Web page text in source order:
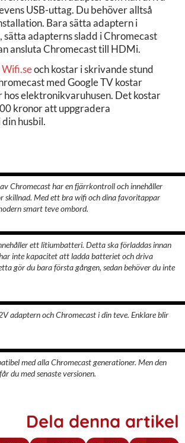
USB-uttag. Du behöver alltså
Bara sätta adaptern i
sätta adapterns sladd i Chromecast
ansluta Chromecast till HDMi.
Wifi.seoch kostar i skrivande stund
med Google TV kostar
elektronikvaruhusen. Det kostar
kronor att uppgradera
husbil.
Chromecast har en fjärrkontroll och innehåller
skillnad. Med ett bra wifi och dina favoritappar
smart teve ombord.
ett litiumbatteri. Detta ska förladdas innan
inte kapacitet att ladda batteriet och driva
gör du bara första gången, sedan behöver du inte
adaptern och Chromecast i din teve. Enklare blir
med alla Chromecast generationer. Men den
du med senaste versionen.
Dela denna artikel